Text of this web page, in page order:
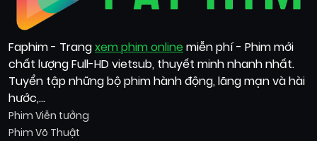
Faphim - Trangxem phim online miễn phí - Phim mới
chất lượng Full-HD vietsub, thuyết minh nhanh nhất.
Tuyển tập những bộ phim hành động, lãng mạn và hài
hước,...
Phim Viễn tưởng
Phim Võ Thuật